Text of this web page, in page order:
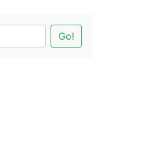
Go!